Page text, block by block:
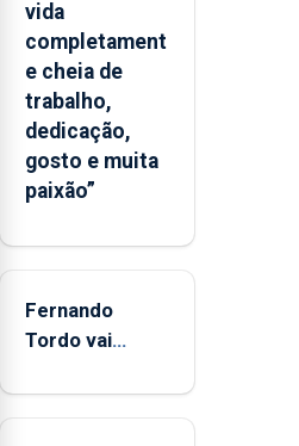
apresenta
um
“decréscimo
significativo”
da
CPUE
entre
2022
vida
completament
e cheia de
trabalho,
dedicação,
gosto e muita
paixão”
Fernando
Tordo vai
anos de